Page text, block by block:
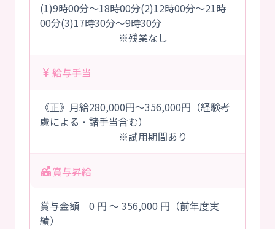
(1)9時00分～18時00分(2)12時00分～21時
00分(3)17時30分～9時30分
※残業なし
給与手当
《正》月給280,000円～356,000円（経験考
慮による・諸手当含む）
※試用期間あり
賞与昇給
賞与金額 0 円 ～ 356,000 円（前年度実
績）